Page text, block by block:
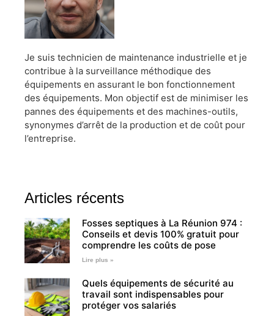
Je suis technicien de maintenance industrielle et je
contribue à la surveillance méthodique des
équipements en assurant le bon fonctionnement
des équipements. Mon objectif est de minimiser les
pannes des équipements et des machines-outils,
synonymes d’arrêt de la production et de coût pour
l’entreprise.
Articles récents
Fosses septiques à La Réunion 974 :
Conseils et devis 100% gratuit pour
comprendre les coûts de pose
Lire plus »
Quels équipements de sécurité au
travail sont indispensables pour
protéger vos salariés